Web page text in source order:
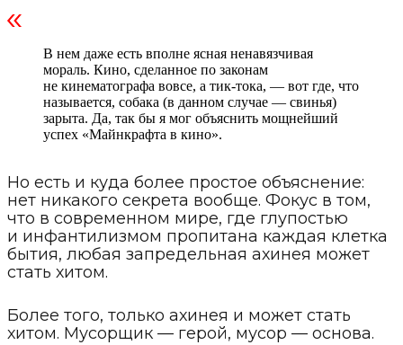
В нем даже есть вполне ясная ненавязчивая
мораль. Кино, сделанное по законам
не кинематографа вовсе, а тик-тока, — вот где, что
называется, собака (в данном случае — свинья)
зарыта. Да, так бы я мог объяснить мощнейший
успех «Майнкрафта в кино».
Но есть и куда более простое объяснение:
нет никакого секрета вообще. Фокус в том,
что в современном мире, где глупостью
и инфантилизмом пропитана каждая клетка
бытия, любая запредельная ахинея может
стать хитом.
Более того, только ахинея и может стать
хитом. Мусорщик — герой, мусор — основа.